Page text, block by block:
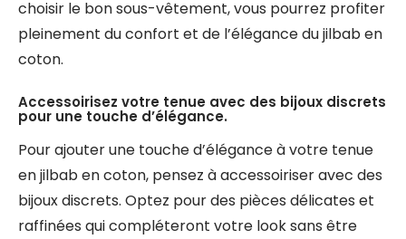
choisir le bon sous-vêtement, vous pourrez profiter
pleinement du confort et de l’élégance du jilbab en
coton.
Accessoirisez votre tenue avec des bijoux discrets
pour une touche d’élégance.
Pour ajouter une touche d’élégance à votre tenue
en jilbab en coton, pensez à accessoiriser avec des
bijoux discrets. Optez pour des pièces délicates et
raffinées qui compléteront votre look sans être